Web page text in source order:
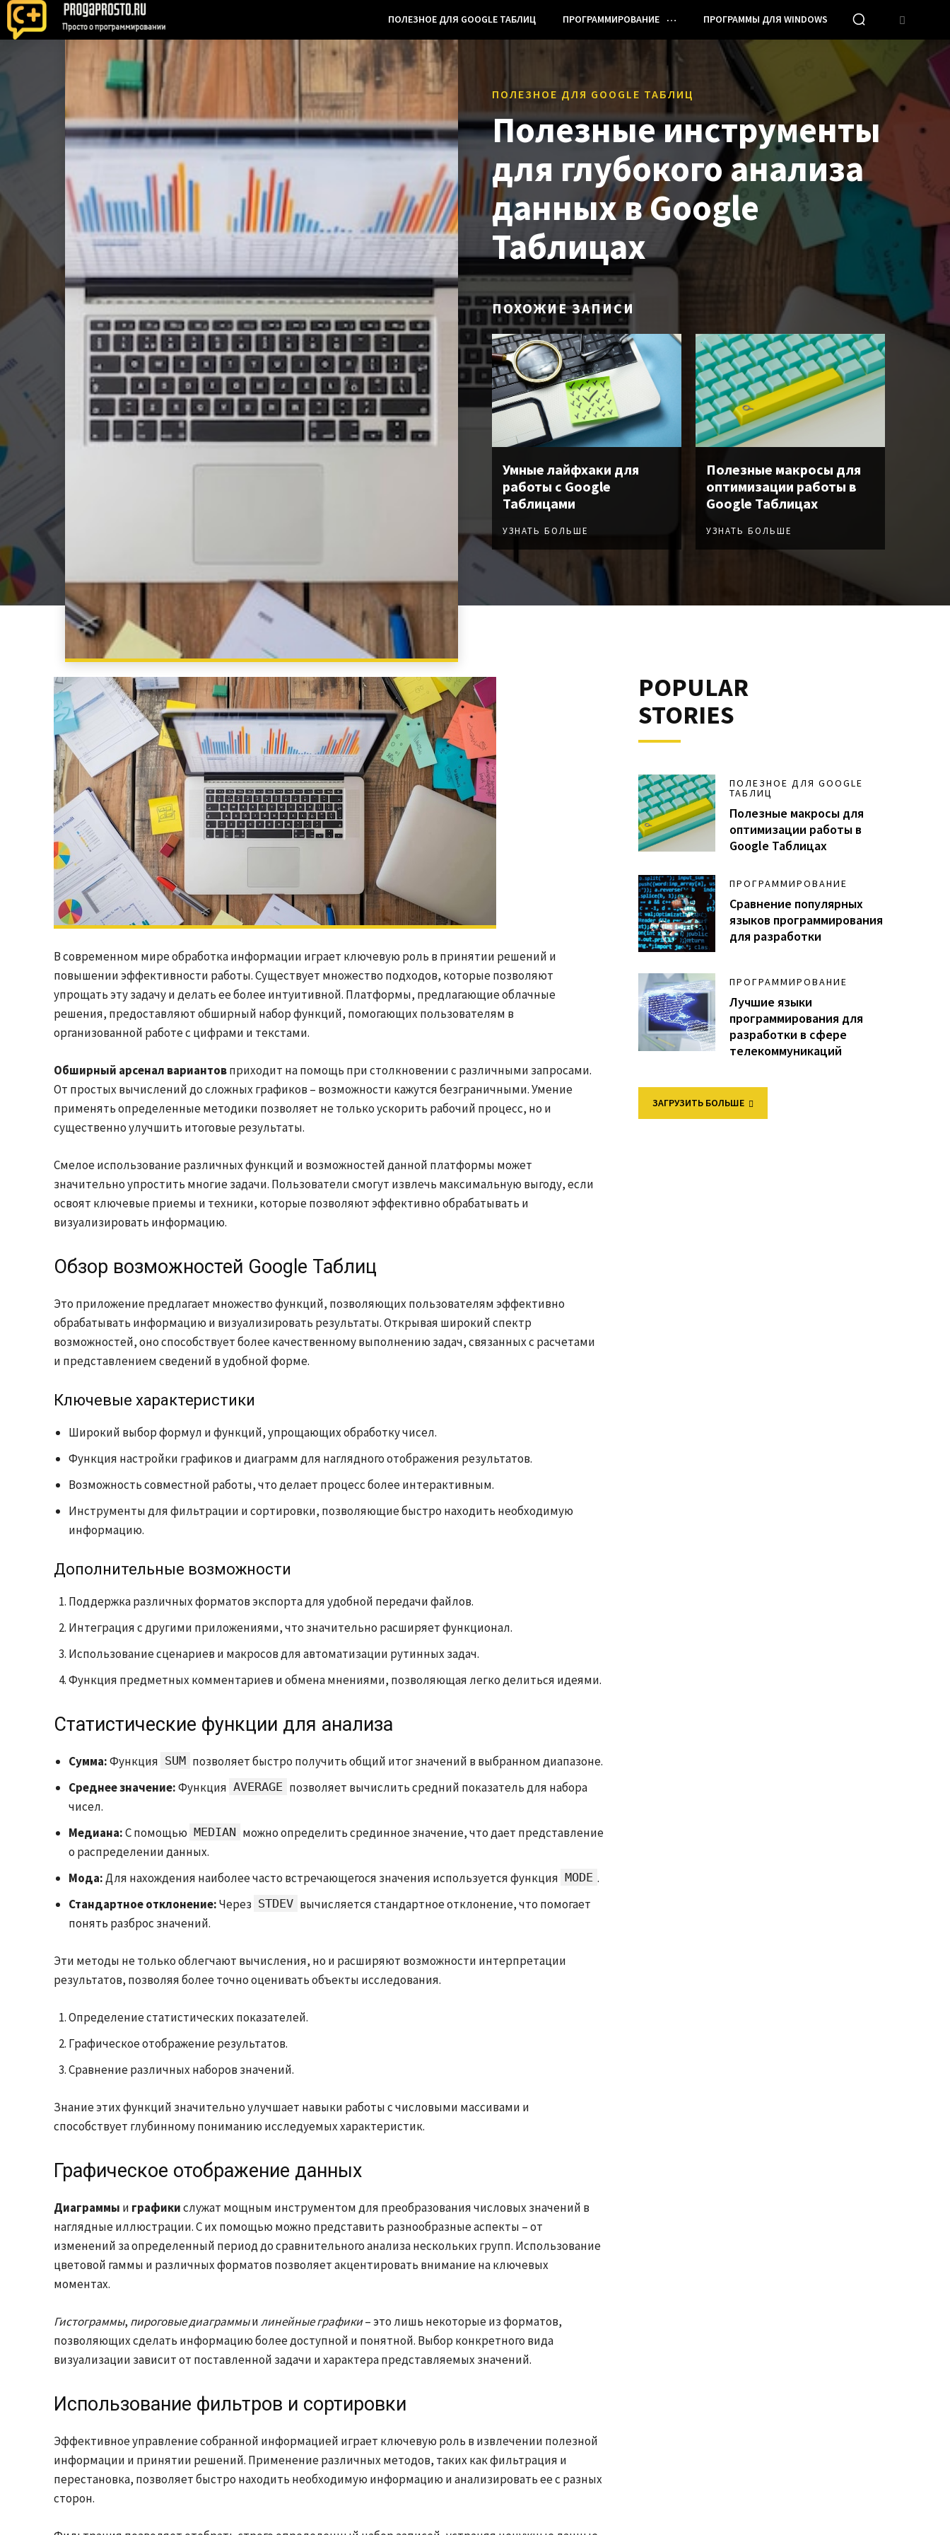
ПОЛЕЗНОЕ ДЛЯ GOOGLE ТАБЛИЦ ПРОГРАММИРОВАНИЕ ПРОГРАММЫ ДЛЯ WINDOWS
ПОЛЕЗНОЕ ДЛЯ GOOGLE ТАБЛИЦ
Полезные инструменты
для глубокого анализа
данных в Google
Таблицах
ПОХОЖИЕ ЗАПИСИ
Умные лайфхаки для
работы с Google
Таблицами
УЗНАТЬ БОЛЬШЕ
Полезные макросы для
оптимизации работы в
Google Таблицах
УЗНАТЬ БОЛЬШЕ
В современном мире обработка информации играет ключевую роль в принятии решений и
повышении эффективности работы. Существует множество подходов, которые позволяют
упрощать эту задачу и делать ее более интуитивной. Платформы, предлагающие облачные
решения, предоставляют обширный набор функций, помогающих пользователям в
организованной работе с цифрами и текстами.
Обширный арсенал вариантовприходит на помощь при столкновении с различными запросами.
От простых вычислений до сложных графиков – возможности кажутся безграничными. Умение
применять определенные методики позволяет не только ускорить рабочий процесс, но и
существенно улучшить итоговые результаты.
Смелое использование различных функций и возможностей данной платформы может
значительно упростить многие задачи. Пользователи смогут извлечь максимальную выгоду, если
освоят ключевые приемы и техники, которые позволяют эффективно обрабатывать и
визуализировать информацию.
Обзор возможностей Google Таблиц
Это приложение предлагает множество функций, позволяющих пользователям эффективно
обрабатывать информацию и визуализировать результаты. Открывая широкий спектр
возможностей, оно способствует более качественному выполнению задач, связанных с расчетами
и представлением сведений в удобной форме.
Ключевые характеристики
Широкий выбор формул и функций, упрощающих обработку чисел.
Функция настройки графиков и диаграмм для наглядного отображения результатов.
Возможность совместной работы, что делает процесс более интерактивным.
Инструменты для фильтрации и сортировки, позволяющие быстро находить необходимую
информацию.
Дополнительные возможности
Поддержка различных форматов экспорта для удобной передачи файлов.
Интеграция с другими приложениями, что значительно расширяет функционал.
Использование сценариев и макросов для автоматизации рутинных задач.
Функция предметных комментариев и обмена мнениями, позволяющая легко делиться идеями.
Статистические функции для анализа
Сумма:Функция SUM позволяет быстро получить общий итог значений в выбранном диапазоне.
Среднее значение:Функция AVERAGE позволяет вычислить средний показатель для набора
чисел.
Медиана:С помощью MEDIAN можно определить срединное значение, что дает представление
о распределении данных.
Мода:Для нахождения наиболее часто встречающегося значения используется функция MODE .
Стандартное отклонение:Через STDEV вычисляется стандартное отклонение, что помогает
понять разброс значений.
Эти методы не только облегчают вычисления, но и расширяют возможности интерпретации
результатов, позволяя более точно оценивать объекты исследования.
Определение статистических показателей.
Графическое отображение результатов.
Сравнение различных наборов значений.
Знание этих функций значительно улучшает навыки работы с числовыми массивами и
способствует глубинному пониманию исследуемых характеристик.
Графическое отображение данных
Диаграммы и графикислужат мощным инструментом для преобразования числовых значений в
наглядные иллюстрации. С их помощью можно представить разнообразные аспекты – от
изменений за определенный период до сравнительного анализа нескольких групп. Использование
цветовой гаммы и различных форматов позволяет акцентировать внимание на ключевых
моментах.
Гистограммы, пироговые диаграммыилинейные графики– это лишь некоторые из форматов,
позволяющих сделать информацию более доступной и понятной. Выбор конкретного вида
визуализации зависит от поставленной задачи и характера представляемых значений.
Использование фильтров и сортировки
Эффективное управление собранной информацией играет ключевую роль в извлечении полезной
информации и принятии решений. Применение различных методов, таких как фильтрация и
перестановка, позволяет быстро находить необходимую информацию и анализировать ее с разных
сторон.
POPULAR
STORIES
ПОЛЕЗНОЕ ДЛЯ GOOGLE
ТАБЛИЦ
Полезные макросы для
оптимизации работы в
Google Таблицах
ПРОГРАММИРОВАНИЕ
Сравнение популярных
языков программирования
для разработки
ПРОГРАММИРОВАНИЕ
Лучшие языки
программирования для
разработки в сфере
телекоммуникаций
ЗАГРУЗИТЬ БОЛЬШЕ